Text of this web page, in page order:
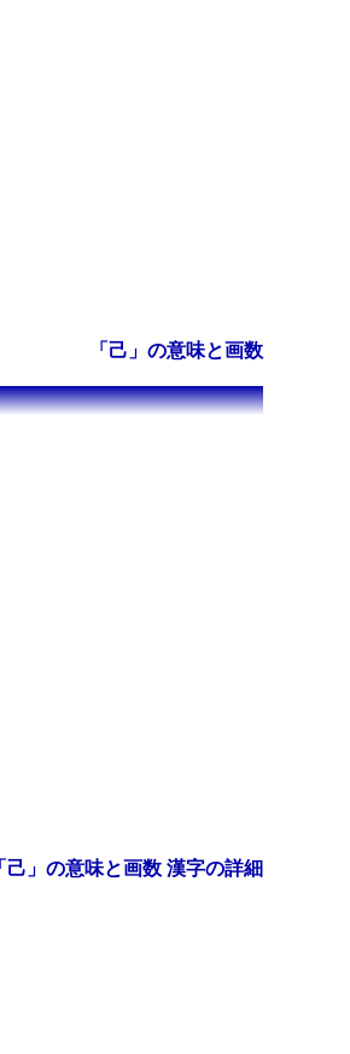
「己」の意味と画数
己」の意味と画数 漢字の詳細